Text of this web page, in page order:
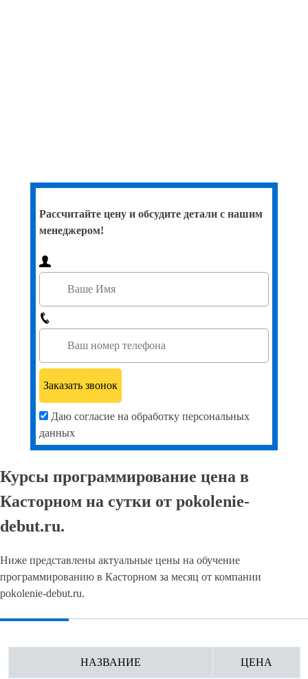
Рассчитайте цену и обсудите детали с нашим
менеджером!
Даю согласие на обработку персональных
данных
Курсы программирование цена в
Касторном на сутки от pokolenie-
debut.ru.
Ниже представлены актуальные цены на обучение
программированию в Касторном за месяц от компании
pokolenie-debut.ru.
НАЗВАНИЕ ЦЕНА